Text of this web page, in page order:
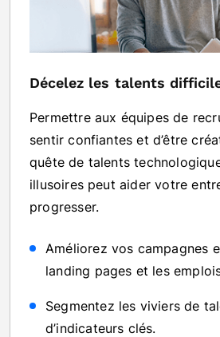
Décelez les talents
Permettre aux équipes de
sentir confiantes et d’être
quête de talents
illusoires peut aider votre
progresser.
Améliorez vos campagnes
landing pages et les
Segmentez les viviers de
d’indicateurs clés.